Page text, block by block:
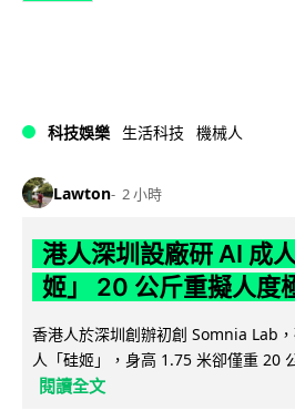
科技娛樂 生活科技 機械人
Lawton 2 小時
港人深圳設廠研 AI 成
姬」 20 公斤重擬人度
香港人於深圳創辦初創 Somnia Lab
人「硅姬」，身高 1.75 米卻僅重 20
閱讀全文